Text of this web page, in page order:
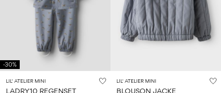
-30%
LIL' ATELIER MINI
LADRY10 REGENSET
LIL' ATELIER MINI
BLOUSON JACKE